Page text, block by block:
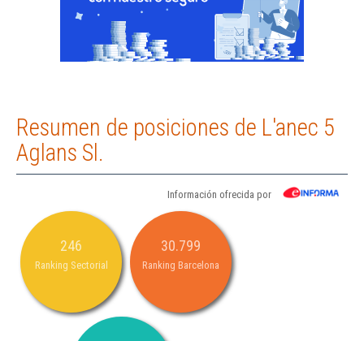
Resumen de posiciones de L'anec 5
Aglans Sl.
Información ofrecida por
246
Ranking Sectorial
30.799
Ranking Barcelona